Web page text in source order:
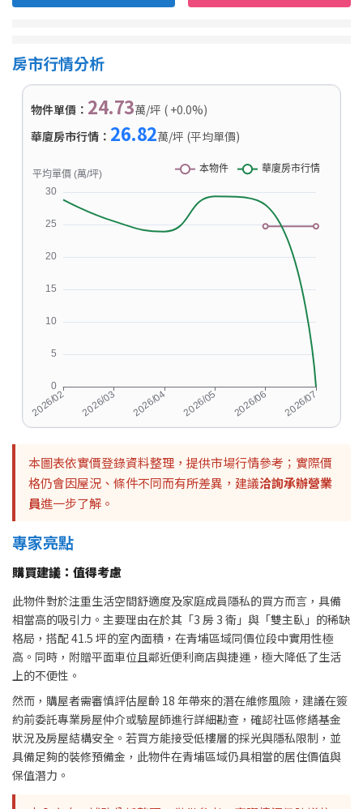
房市行情分析
物件單價： 24.73萬/坪 ( +0.0%)
華廈房市行情： 26.82萬/坪 (平均單價)
本圖表依實價登錄資料整理，提供市場行情參考；實際價
格仍會因屋況、條件不同而有所差異，建議洽詢承辦營業
員進一步了解。
專家亮點
購買建議：值得考慮
此物件對於注重生活空間舒適度及家庭成員隱私的買方而言，具備
相當高的吸引力。主要理由在於其「3 房 3 衛」與「雙主臥」的稀缺
格局，搭配 41.5 坪的室內面積，在青埔區域同價位段中實用性極
高。同時，附贈平面車位且鄰近便利商店與捷運，極大降低了生活
上的不便性。
然而，購屋者需審慎評估屋齡 18 年帶來的潛在維修風險，建議在簽
約前委託專業房屋仲介或驗屋師進行詳細勘查，確認社區修繕基金
狀況及房屋結構安全。若買方能接受低樓層的採光與隱私限制，並
具備足夠的裝修預備金，此物件在青埔區域仍具相當的居住價值與
保值潛力。